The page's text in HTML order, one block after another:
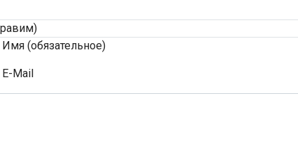
Имя (обязательное)
E-Mail